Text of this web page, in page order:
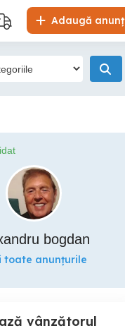
Adaugă anunț
bogdan
toate anunțurile
vânzătorul